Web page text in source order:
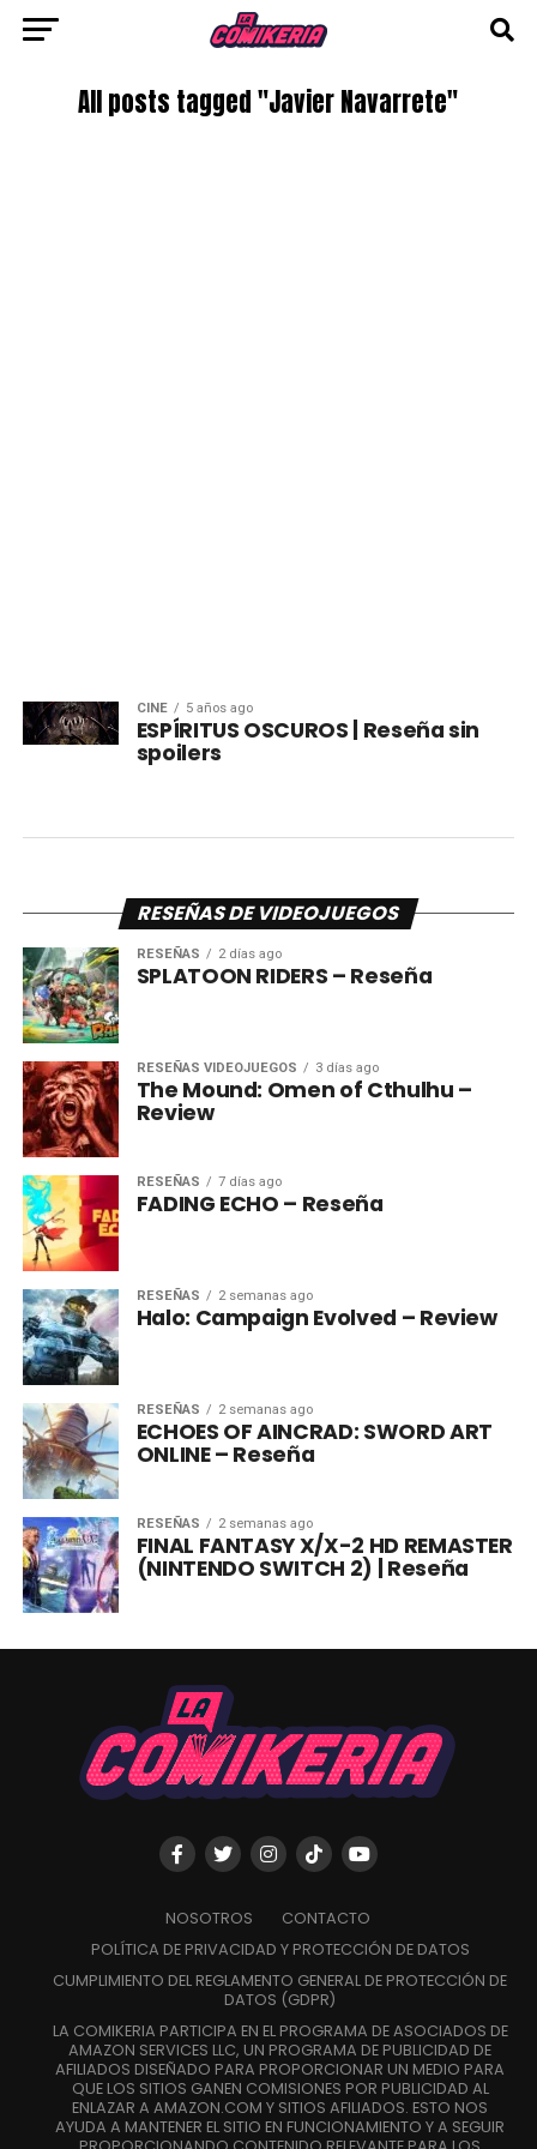
All posts tagged "Javier Navarrete"
CINE 5 años ago
ESPÍRITUS OSCUROS | Reseña sin
spoilers
RESEÑAS DE VIDEOJUEGOS
RESEÑAS 2 días ago
SPLATOON RIDERS – Reseña
RESEÑAS VIDEOJUEGOS 3 días ago
The Mound: Omen of Cthulhu –
Review
RESEÑAS 7 días ago
FADING ECHO – Reseña
RESEÑAS 2 semanas ago
Halo: Campaign Evolved – Review
RESEÑAS 2 semanas ago
ECHOES OF AINCRAD: SWORD ART
ONLINE – Reseña
RESEÑAS 2 semanas ago
FINAL FANTASY X/X-2 HD REMASTER
(NINTENDO SWITCH 2) | Reseña
NOSOTROS
CONTACTO
POLÍTICA DE PRIVACIDAD Y PROTECCIÓN DE DATOS
CUMPLIMIENTO DEL REGLAMENTO GENERAL DE PROTECCIÓN DE
DATOS (GDPR)
LA COMIKERIA PARTICIPA EN EL PROGRAMA DE ASOCIADOS DE
AMAZON SERVICES LLC, UN PROGRAMA DE PUBLICIDAD DE
AFILIADOS DISEÑADO PARA PROPORCIONAR UN MEDIO PARA
QUE LOS SITIOS GANEN COMISIONES POR PUBLICIDAD AL
ENLAZAR A AMAZON.COM Y SITIOS AFILIADOS. ESTO NOS
AYUDA A MANTENER EL SITIO EN FUNCIONAMIENTO Y A SEGUIR